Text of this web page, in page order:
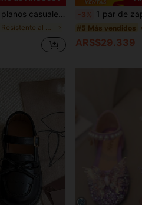
con estampado floral ditsy, adecuados para todas las estaciones, para niñas
en Resistente al desgaste Pisos para niños
-3% 1 par de zapatos Mary Jane estilo chino bordados con
#5 Más vendidos
ARS$29.339